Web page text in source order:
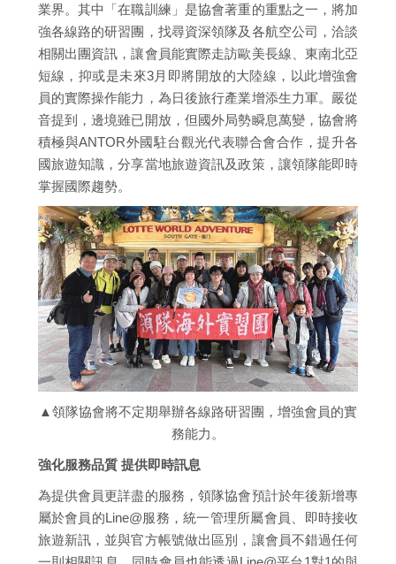
業界。其中「在職訓練」是協會著重的重點之一，將加
強各線路的研習團，找尋資深領隊及各航空公司，洽談
相關出團資訊，讓會員能實際走訪歐美長線、東南北亞
短線，抑或是未來3月即將開放的大陸線，以此增強會
員的實際操作能力，為日後旅行產業增添生力軍。嚴從
音提到，邊境雖已開放，但國外局勢瞬息萬變，協會將
積極與ANTOR外國駐台觀光代表聯合會合作，提升各
國旅遊知識，分享當地旅遊資訊及政策，讓領隊能即時
掌握國際趨勢。
▲領隊協會將不定期舉辦各線路研習團，增強會員的實
務能力。
強化服務品質 提供即時訊息
為提供會員更詳盡的服務，領隊協會預計於年後新增專
屬於會員的Line@服務，統一管理所屬會員、即時接收
旅遊新訊，並與官方帳號做出區別，讓會員不錯過任何